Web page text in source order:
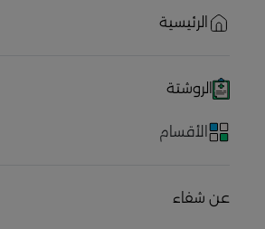
الرئيسية
الروشتة
الأقسام
عن شفاء